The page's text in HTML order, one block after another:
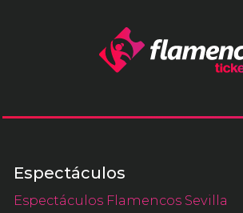
Espectáculos
Espectáculos Flamencos Sevilla